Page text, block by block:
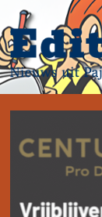
Overslaan en